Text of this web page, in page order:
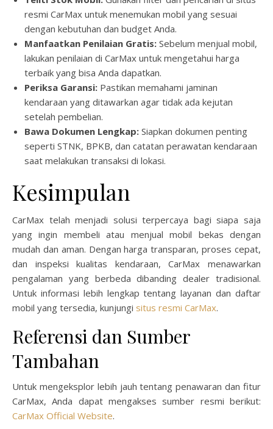
resmi CarMax untuk menemukan mobil yang sesuai
dengan kebutuhan dan budget Anda.
Manfaatkan Penilaian Gratis: Sebelum menjual mobil,
lakukan penilaian di CarMax untuk mengetahui harga
terbaik yang bisa Anda dapatkan.
Periksa Garansi: Pastikan memahami jaminan
kendaraan yang ditawarkan agar tidak ada kejutan
setelah pembelian.
Bawa Dokumen Lengkap: Siapkan dokumen penting
seperti STNK, BPKB, dan catatan perawatan kendaraan
saat melakukan transaksi di lokasi.
Kesimpulan
CarMax telah menjadi solusi terpercaya bagi siapa saja
yang ingin membeli atau menjual mobil bekas dengan
mudah dan aman. Dengan harga transparan, proses cepat,
dan inspeksi kualitas kendaraan, CarMax menawarkan
pengalaman yang berbeda dibanding dealer tradisional.
Untuk informasi lebih lengkap tentang layanan dan daftar
mobil yang tersedia, kunjungi situs resmi CarMax.
Referensi dan Sumber
Tambahan
Untuk mengeksplor lebih jauh tentang penawaran dan fitur
CarMax, Anda dapat mengakses sumber resmi berikut:
CarMax Official Website.